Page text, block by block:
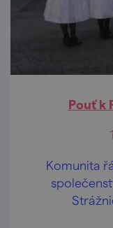
Pouť k
Komunita